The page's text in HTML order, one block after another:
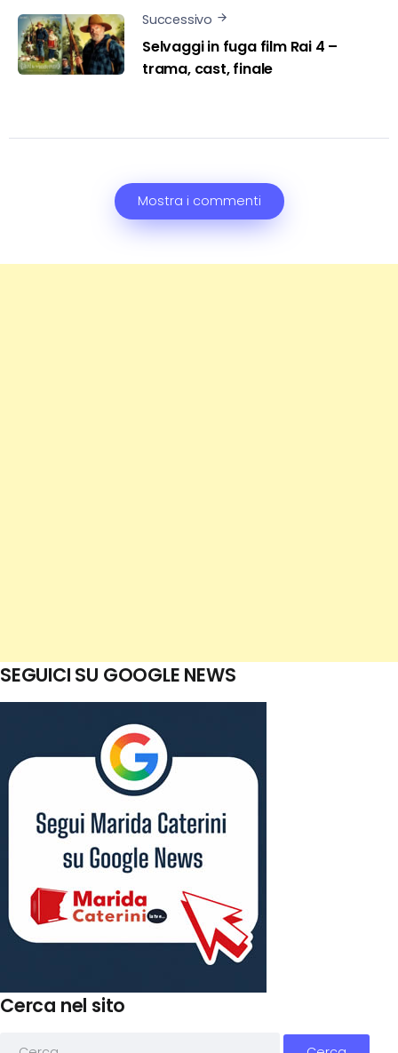
Successivo
Selvaggi in fuga film Rai 4 –
trama, cast, finale
Mostra i commenti
SEGUICI SU GOOGLE NEWS
Cerca nel sito